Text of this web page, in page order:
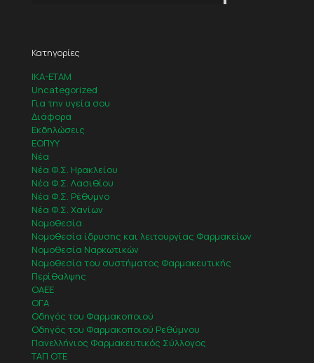
Κατηγορίες
IKA-ETAM
Uncategorized
Για την υγεία σου
Διάφορα
Εκδηλώσεις
ΕΟΠΥΥ
Νέα
Νέα Φ.Σ. Ηρακλείου
Νέα Φ.Σ. Λασιθίου
Νέα Φ.Σ. Ρέθυμνο
Νέα Φ.Σ. Χανίων
Νομοθεσία
Νομοθεσία ίδρυσης και λειτουργίας Φαρμακείων
Νομοθεσία Ναρκωτικών
Νομοθεσία του συστήματος Φαρμακευτικής
Περίθαλψης
ΟΑΕΕ
ΟΓΑ
Οδηγός του Φαρμακοποιού
Οδηγός του Φαρμακοποιού Ρεθύμνου
Πανελλήνιος Φαρμακευτικός Σύλλογος
ΤΑΠ ΟΤΕ